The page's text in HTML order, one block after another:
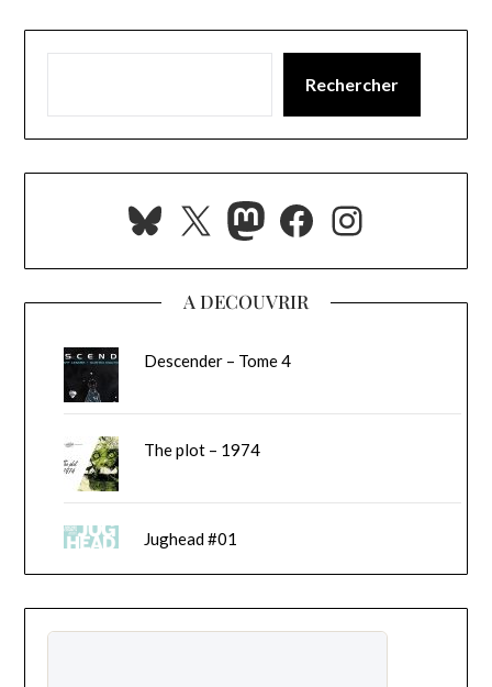
Rechercher
Bluesky
X Mastodon
Facebook
A DECOUVRIR
Descender – Tome 4
The plot – 1974
Jughead #01